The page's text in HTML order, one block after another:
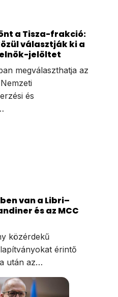
a Tisza-frakció:
választják ki a
jelöltet
megválaszthatja az
és
van a Libri–
és az MCC
közérdekű
érintő
után az…